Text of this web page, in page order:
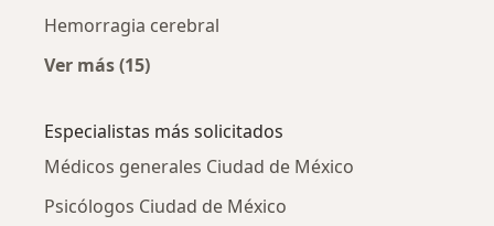
Hemorragia cerebral
Ver más (15)
Especialistas más solicitados
Médicos generales Ciudad de México
Psicólogos Ciudad de México